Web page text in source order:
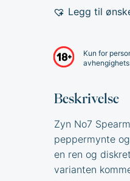
Legg til
Kun for
Beskrivelse
Zyn No7
peppermynte
en ren og
varianten